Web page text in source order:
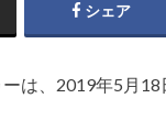
シェア
は、2019年5月